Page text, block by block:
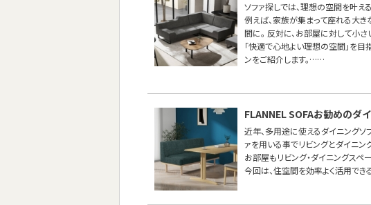
ソファ探しでは、理想の空間を叶え
例えば、家族が集まって座れる大き
間に。 反対に、お部屋に対して小
「快適で心地よい理想の空間」を
ンをご紹介します。……
FLANNEL SOFAお勧めのダ
近年、多用途に使えるダイニングソ
ァを用いる事でリビングとダイニン
お部屋もリビング・ダイニングスペ
今回は、住空間を効率よく活用でき